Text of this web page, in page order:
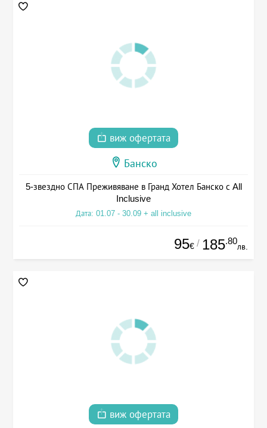
виж офертата
Банско
5-звездно СПА Преживяване в Гранд Хотел Банско с All
Inclusive
Дата: 01.07 - 30.09 + all inclusive
95€ / 185.80
лв.
виж офертата